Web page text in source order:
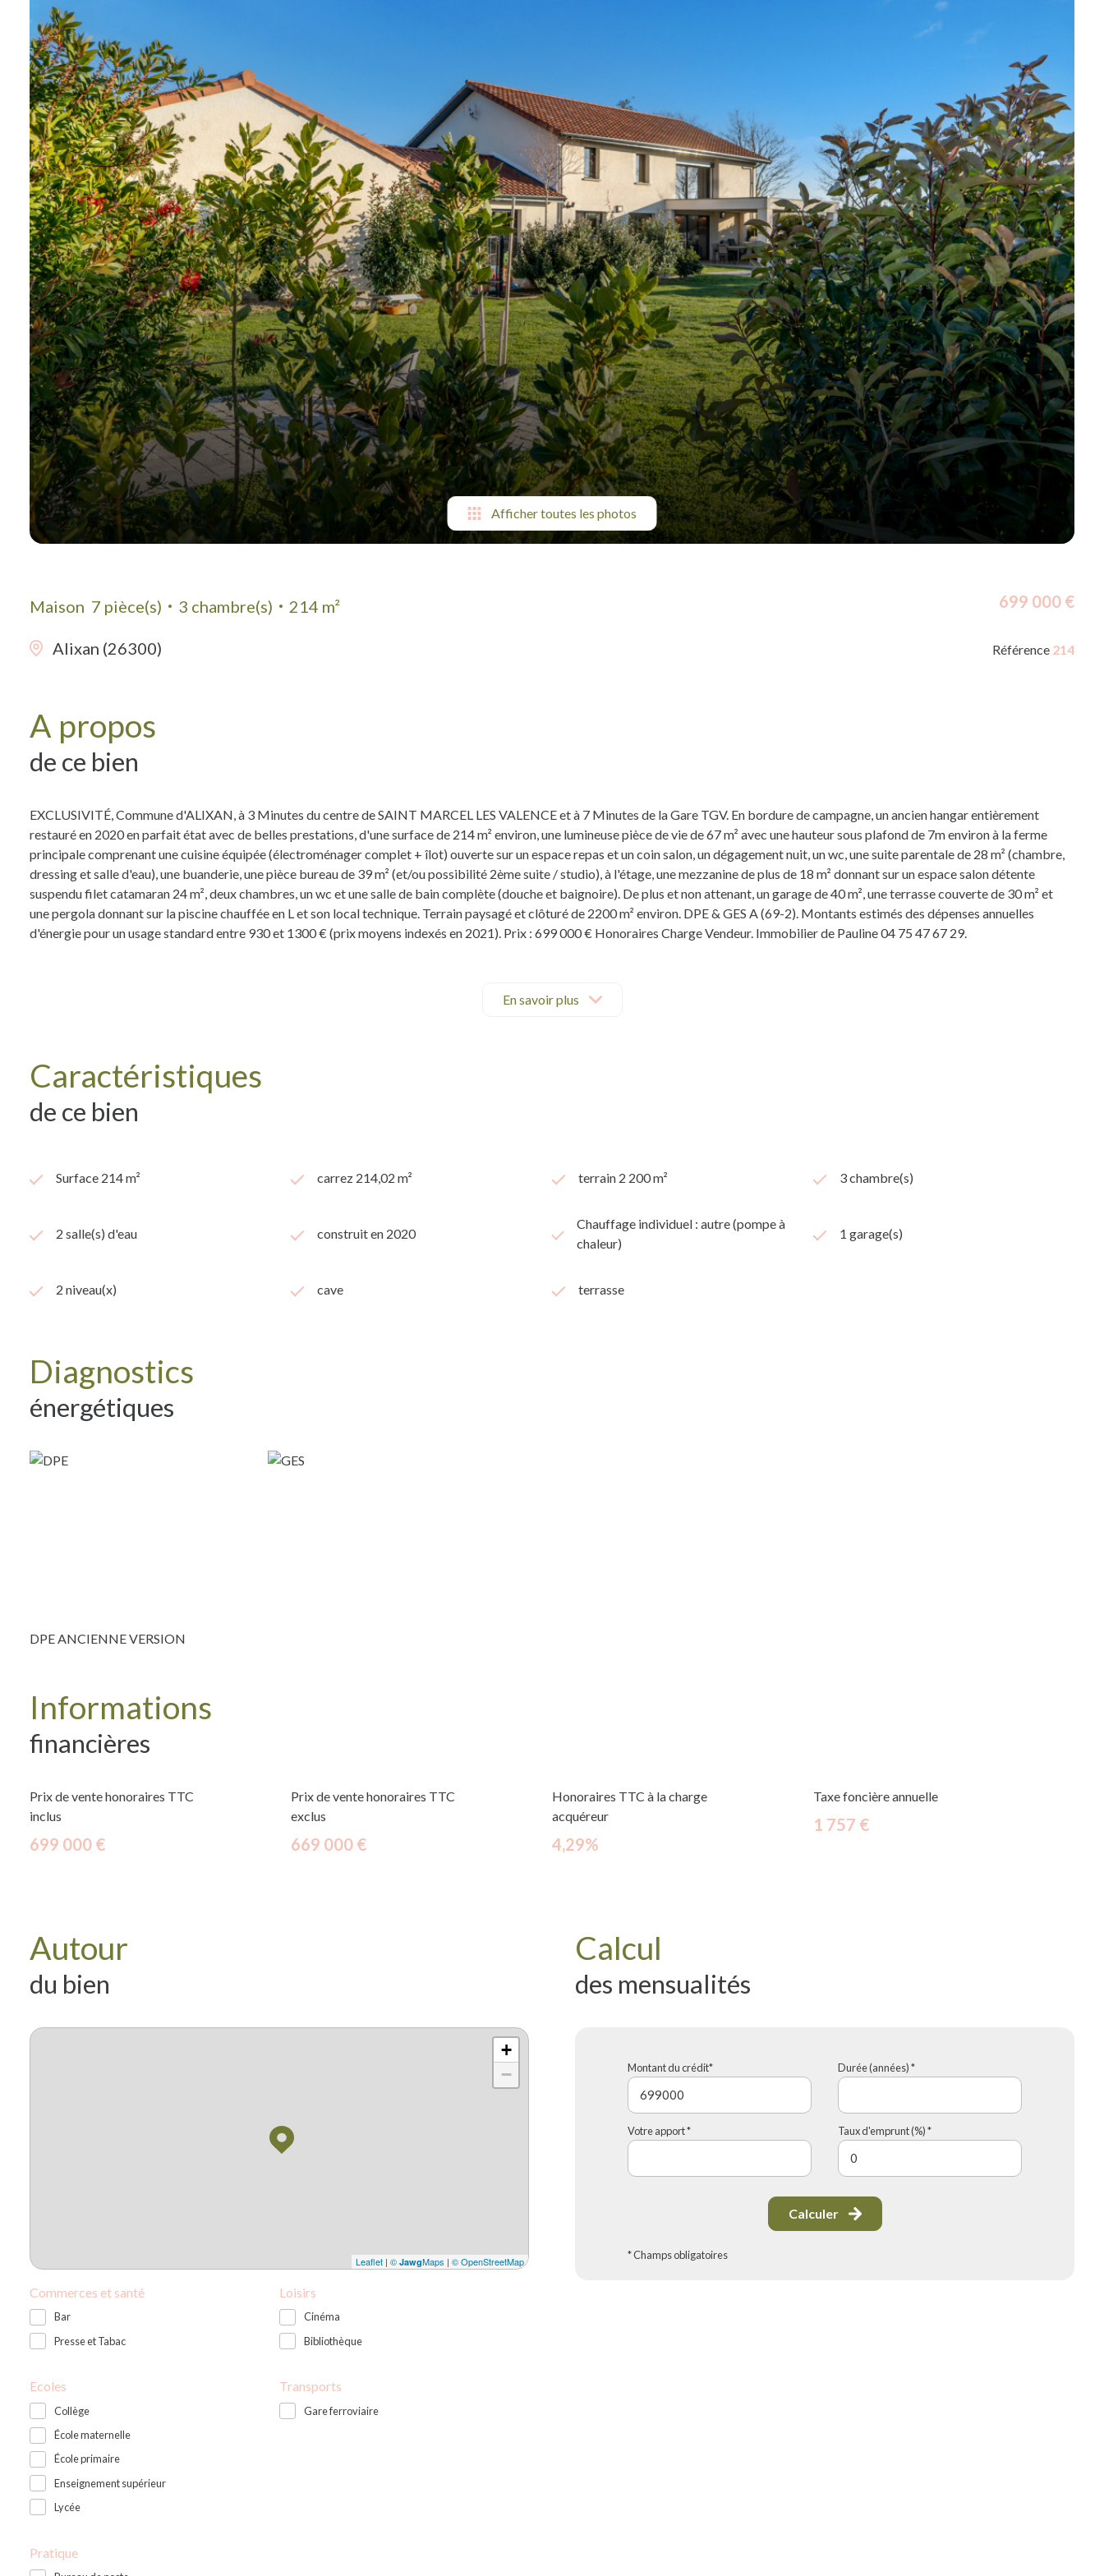
suis-
je ?
Contact
Afficher toutes les photos
Maison 7 pièce(s) 3 chambre(s) 214 m²
Alixan (26300)
699 000 €
Référence 214
A propos
de ce bien
EXCLUSIVITÉ, Commune d'ALIXAN, à 3 Minutes du centre de SAINT MARCEL LES VALENCE et à 7 Minutes de la Gare TGV. En bordure de campagne, un ancien hangar entièrement
restauré en 2020 en parfait état avec de belles prestations, d'une surface de 214 m² environ, une lumineuse pièce de vie de 67 m² avec une hauteur sous plafond de 7m environ à la ferme
principale comprenant une cuisine équipée (électroménager complet + îlot) ouverte sur un espace repas et un coin salon, un dégagement nuit, un wc, une suite parentale de 28 m² (chambre,
dressing et salle d'eau), une buanderie, une pièce bureau de 39 m² (et/ou possibilité 2ème suite / studio), à l'étage, une mezzanine de plus de 18 m² donnant sur un espace salon détente
suspendu filet catamaran 24 m², deux chambres, un wc et une salle de bain complète (douche et baignoire). De plus et non attenant, un garage de 40 m², une terrasse couverte de 30 m² et
une pergola donnant sur la piscine chauffée en L et son local technique. Terrain paysagé et clôturé de 2200 m² environ. DPE & GES A (69-2). Montants estimés des dépenses annuelles
d'énergie pour un usage standard entre 930 et 1300 € (prix moyens indexés en 2021). Prix : 699 000 € Honoraires Charge Vendeur. Immobilier de Pauline 04 75 47 67 29.
En savoir plus
Caractéristiques
de ce bien
Surface 214 m² carrez 214,02 m² terrain 2 200 m² 3 chambre(s)
2 salle(s) d'eau construit en 2020
Chauffage individuel : autre (pompe à
chaleur)
1 garage(s)
2 niveau(x) cave terrasse
Diagnostics
énergétiques
DPE ANCIENNE VERSION
Informations
financières
Prix de vente honoraires TTC
inclus
699 000 €
Prix de vente honoraires TTC
exclus
669 000 €
Honoraires TTC à la charge
acquéreur
4,29%
Taxe foncière annuelle
1 757 €
Autour
du bien
+
−
Leaflet | © JawgMaps | © OpenStreetMap
Commerces et santé
Bar
Presse et Tabac
Loisirs
Cinéma
Bibliothèque
Ecoles
Collège
École maternelle
École primaire
Enseignement supérieur
Lycée
Transports
Gare ferroviaire
Pratique
Calcul
des mensualités
Montant du crédit* Durée (années) *
Votre apport * Taux d'emprunt (%) *
Calculer
* Champs obligatoires